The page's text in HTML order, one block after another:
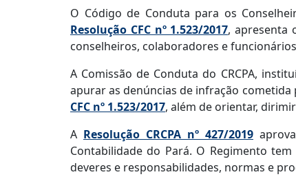
O Código de Conduta para os
Resolução CFC nº 1.523/2017, apresenta
conselheiros, colaboradores e
A Comissão de Conduta do CRCPA,
apurar as denúncias de infração cometida
CFC nº 1.523/2017, além de orientar,
A Resolução CRCPA nº 427/2019
Contabilidade do Pará. O Regimento
deveres e responsabilidades, normas e